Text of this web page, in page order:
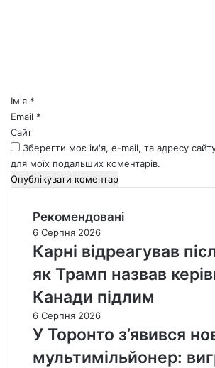
*Ім'я *
Email *
Сайт
Зберегти моє ім'я, e-mail, та адресу
для моїх подальших коментарів.
Рекомендовані
6 Серпня 2026
Карні відреагував
як Трамп назвав
Канади підлим
6 Серпня 2026
У Торонто з’явився
мультимільйонер: